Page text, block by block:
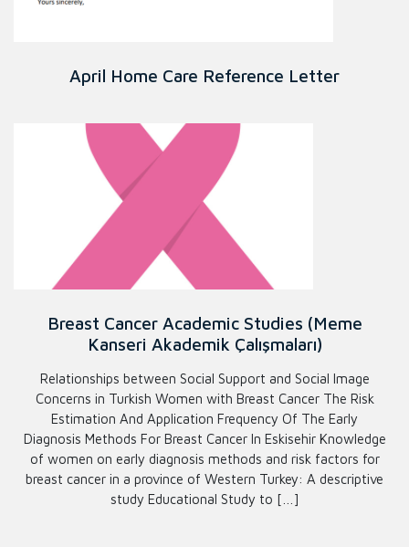
April Home Care Reference Letter
Breast Cancer Academic Studies (Meme
Kanseri Akademik Çalışmaları)
Relationships between Social Support and Social Image
Concerns in Turkish Women with Breast Cancer The Risk
Estimation And Application Frequency Of The Early
Diagnosis Methods For Breast Cancer In Eskisehir Knowledge
of women on early diagnosis methods and risk factors for
breast cancer in a province of Western Turkey: A descriptive
study Educational Study to […]